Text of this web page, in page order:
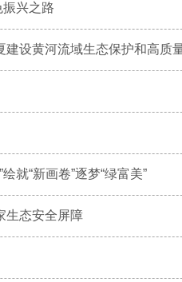
兴之路
建设黄河流域生态保护和高质
就“新画卷”逐梦“绿富美”
生态安全屏障